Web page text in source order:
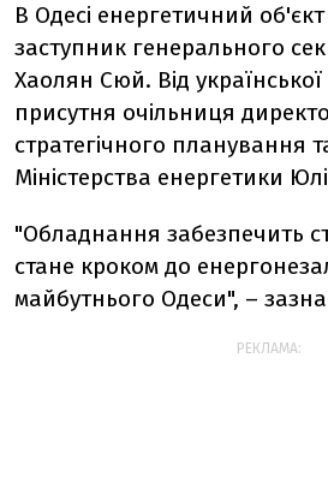
В Одесі енергетичний об'єкт
заступник генерального
Хаолян Сюй. Від
присутня очільниця
стратегічного планування
Міністерства енергетики
"Обладнання забезпечить
стане кроком до
майбутнього Одеси", –
РЕКЛАМА: